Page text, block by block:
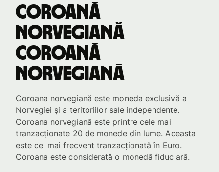
coroană
norvegiană
coroană
norvegiană
Coroana norvegiană este moneda exclusivă a
Norvegiei și a teritoriilor sale independente.
Coroana norvegiană este printre cele mai
tranzacționate 20 de monede din lume. Aceasta
este cel mai frecvent tranzacționată în Euro.
Coroana este considerată o monedă fiduciară.